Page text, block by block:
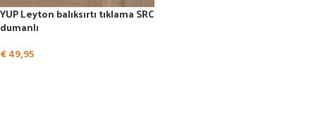
YUP Leyton balıksırtı tıklama SRC
dumanlı
€49,95